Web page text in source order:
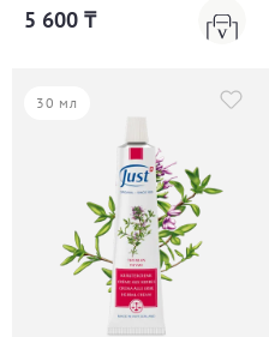
5 600 ₸
30 мл